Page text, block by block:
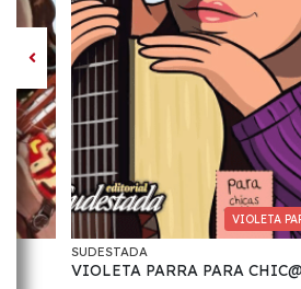
VIOLETA
SUDESTADA
VIOLETA PARRA PARA